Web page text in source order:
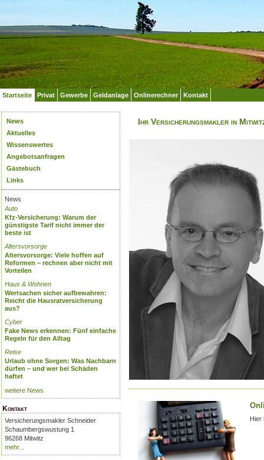
Startseite Privat Gewerbe Geldanlage Onlinerechner Kontakt
News
Aktuelles
Wissenswertes
Angebotsanfragen
Gästebuch
Links
News
Auto
Kfz-Versicherung: Warum der
günstigste Tarif nicht immer der
beste ist
Altersvorsorge
Altersvorsorge: Viele hoffen auf
Reformen – rechnen aber nicht mit
Vorteilen
Haus & Wohnen
Wertsachen sicher aufbewahren:
Reicht die Hausratversicherung
aus?
Cyber
Fake News erkennen: Fünf einfache
Regeln für den Alltag
Reise
Urlaub ohne Sorgen: Was Nachbarn
dürfen – und wer bei Schäden
haftet
weitere News
Kontakt
Versicherungsmakler Schneider
Schaumbergswustung 1
96268 Mitwitz
mehr...
Ihr Versicherungsmakler in
Hier